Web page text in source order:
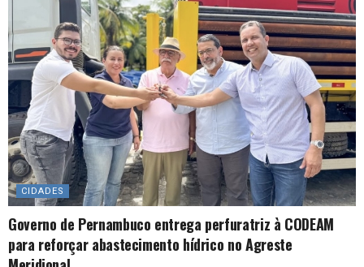
CIDADES
Governo de Pernambuco entrega perfuratriz à CODEAM
para reforçar abastecimento hídrico no Agreste